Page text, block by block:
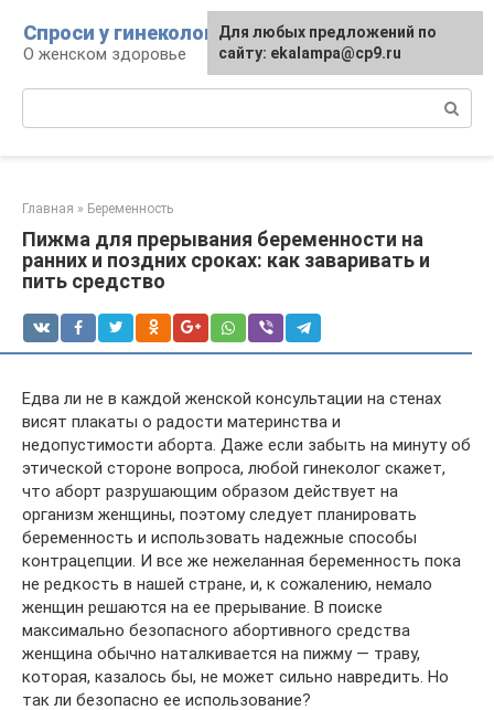
контенту
Спроси у гинеколога
О женском здоровье
Главная » Беременность
Пижма для прерывания беременности на
ранних и поздних сроках: как заваривать и
пить средство
Едва ли не в каждой женской консультации на стенах
висят плакаты о радости материнства и
недопустимости аборта. Даже если забыть на минуту об
этической стороне вопроса, любой гинеколог скажет,
что аборт разрушающим образом действует на
организм женщины, поэтому следует планировать
беременность и использовать надежные способы
контрацепции. И все же нежеланная беременность пока
не редкость в нашей стране, и, к сожалению, немало
женщин решаются на ее прерывание. В поиске
максимально безопасного абортивного средства
женщина обычно наталкивается на пижму — траву,
которая, казалось бы, не может сильно навредить. Но
так ли безопасно ее использование?
Для любых предложений по
сайту: ekalampa@cp9.ru